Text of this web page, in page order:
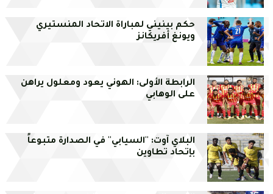
حكم بينيني لمباراة الاتحاد المنستيري
ويونغ أفريكانز
الرابطة الأولى: الهوني يعود ومعلول يراهن
على الوهابي
البلاي آوت: ''السيابي'' في الصدارة متبوعاً
بإتحاد تطاوين